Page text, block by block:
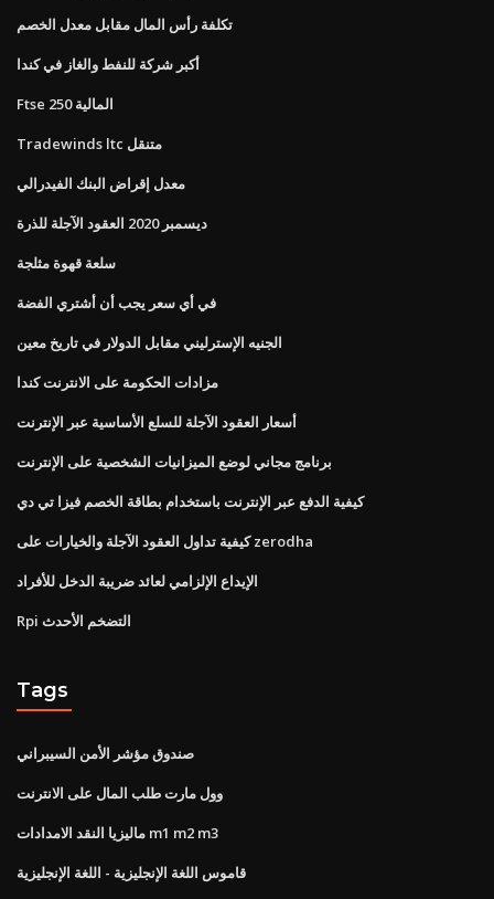
تكلفة رأس المال مقابل معدل الخصم
أكبر شركة للنفط والغاز في كندا
Ftse 250 المالية
Tradewinds ltc متنقل
معدل إقراض البنك الفيدرالي
ديسمبر 2020 العقود الآجلة للذرة
سلعة قهوة مثلجة
في أي سعر يجب أن أشتري الفضة
الجنيه الإسترليني مقابل الدولار في تاريخ معين
مزادات الحكومة على الانترنت كندا
أسعار العقود الآجلة للسلع الأساسية عبر الإنترنت
برنامج مجاني لوضع الميزانيات الشخصية على الإنترنت
كيفية الدفع عبر الإنترنت باستخدام بطاقة الخصم فيزا تي دي
كيفية تداول العقود الآجلة والخيارات على zerodha
الإيداع الإلزامي لعائد ضريبة الدخل للأفراد
Rpi التضخم الأحدث
Tags
صندوق مؤشر الأمن السيبراني
وول مارت طلب المال على الانترنت
ماليزيا النقد الامدادات m1 m2 m3
قاموس اللغة الإنجليزية - اللغة الإنجليزية